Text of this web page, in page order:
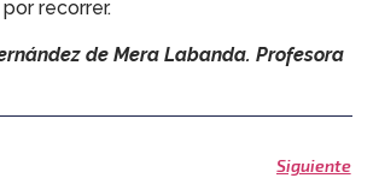
recorrer.
de Mera Labanda. Profesora
Siguiente